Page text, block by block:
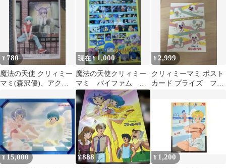
¥ 780
魔法の天使 クリィミー
マミ(森沢優)、アクエ
ナップポスター
現在 ¥1,000
魔法の天使クリィミー
マミ バイファム 両
面ポスター 昭和 当
時物 ワンオーナー
¥ 2,999
クリィミーマミ ポスト
カード プライズ フラ
¥15,000 ¥888 ¥ 1,200